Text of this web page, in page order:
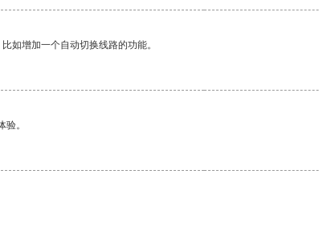
如增加一个自动切换线路的功能。
。